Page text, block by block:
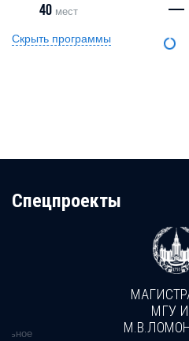
40 мест —
Скрыть программы
Cпецпроекты
МГУ